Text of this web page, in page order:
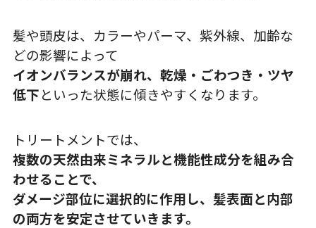
髪や頭皮は、カラーやパーマ、紫外線、加齢な
どの影響によって
イオンバランスが崩れ、乾燥・ごわつき・ツヤ
低下といった状態に傾きやすくなります。
トリートメントでは、
複数の天然由来ミネラルと機能性成分を組み合
わせることで、
ダメージ部位に選択的に作用し、髪表面と内部
の両方を安定させていきます。